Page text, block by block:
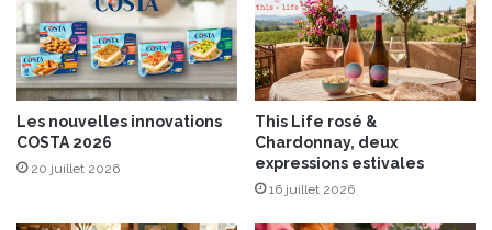
t
e
t
a
u
x
f
l
u
Les nouvelles innovations
COSTA 2026
20 juillet 2026
This Life rosé &
Chardonnay, deux
expressions estivales
16 juillet 2026